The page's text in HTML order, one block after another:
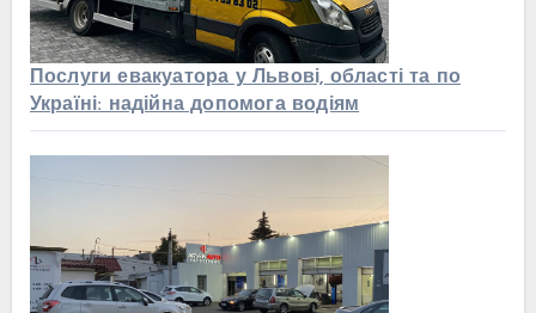
Послуги евакуатора у Львові, області та по
Україні: надійна допомога водіям